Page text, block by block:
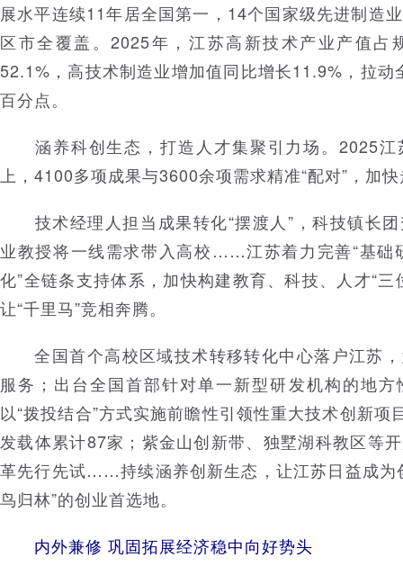
展水平连续11年居全国第一，14个国家级先进制造
区市全覆盖。2025年，江苏高新技术产业产值占
52.1%，高技术制造业增加值同比增长11.9%，拉
百分点。
涵养科创生态，打造人才集聚引力场。2025江
上，4100多项成果与3600余项需求精准“配对”，加
技术经理人担当成果转化“摆渡人”，科技镇长团
业教授将一线需求带入高校……江苏着力完善“基础
化”全链条支持体系，加快构建教育、科技、人才“
让“千里马”竞相奔腾。
全国首个高校区域技术转移转化中心落户江苏，
服务；出台全国首部针对单一新型研发机构的地
以“拨投结合”方式实施前瞻性引领性重大技术创新项
发载体累计87家；紫金山创新带、独墅湖科教区等
革先行先试……持续涵养创新生态，让江苏日益成为
鸟归林”的创业首选地。
内外兼修 巩固拓展经济稳中向好势头